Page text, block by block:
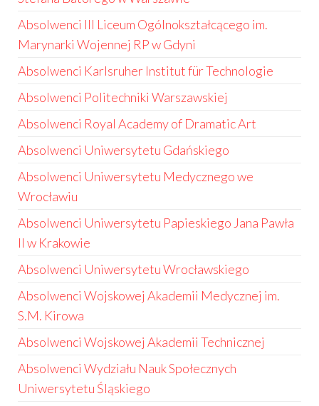
Absolwenci III Liceum Ogólnokształcącego im.
Marynarki Wojennej RP w Gdyni
Absolwenci Karlsruher Institut für Technologie
Absolwenci Politechniki Warszawskiej
Absolwenci Royal Academy of Dramatic Art
Absolwenci Uniwersytetu Gdańskiego
Absolwenci Uniwersytetu Medycznego we
Wrocławiu
Absolwenci Uniwersytetu Papieskiego Jana Pawła
II w Krakowie
Absolwenci Uniwersytetu Wrocławskiego
Absolwenci Wojskowej Akademii Medycznej im.
S.M. Kirowa
Absolwenci Wojskowej Akademii Technicznej
Absolwenci Wydziału Nauk Społecznych
Uniwersytetu Śląskiego